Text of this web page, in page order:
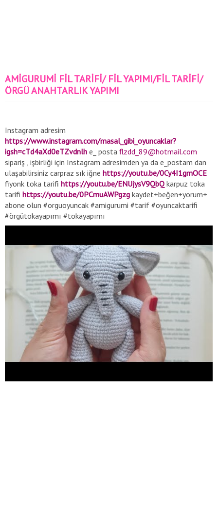
AMİGURUMİ FİL TARİFİ/ FİL YAPIMI/FİL TARİFİ/
ÖRGÜ ANAHTARLIK YAPIMI
Instagram adresim
https://www.instagram.com/masal_gibi_oyuncaklar?
igsh=cTd4aXd0eTZvdnlh e_ posta flzdd_89@hotmail.com
sipariş , işbirliği için Instagram adresimden ya da e_postam dan
ulaşabilirsiniz carpraz sık iğne https://youtu.be/0Cy4I1gmOCE
fiyonk toka tarifi https://youtu.be/ENUjysV9QbQ karpuz toka
tarifi https://youtu.be/0PCmuAWPgzg kaydet+beğen+yorum+
abone olun #orguoyuncak #amigurumi #tarif #oyuncaktarifi
#örgütokayapımı #tokayapımı